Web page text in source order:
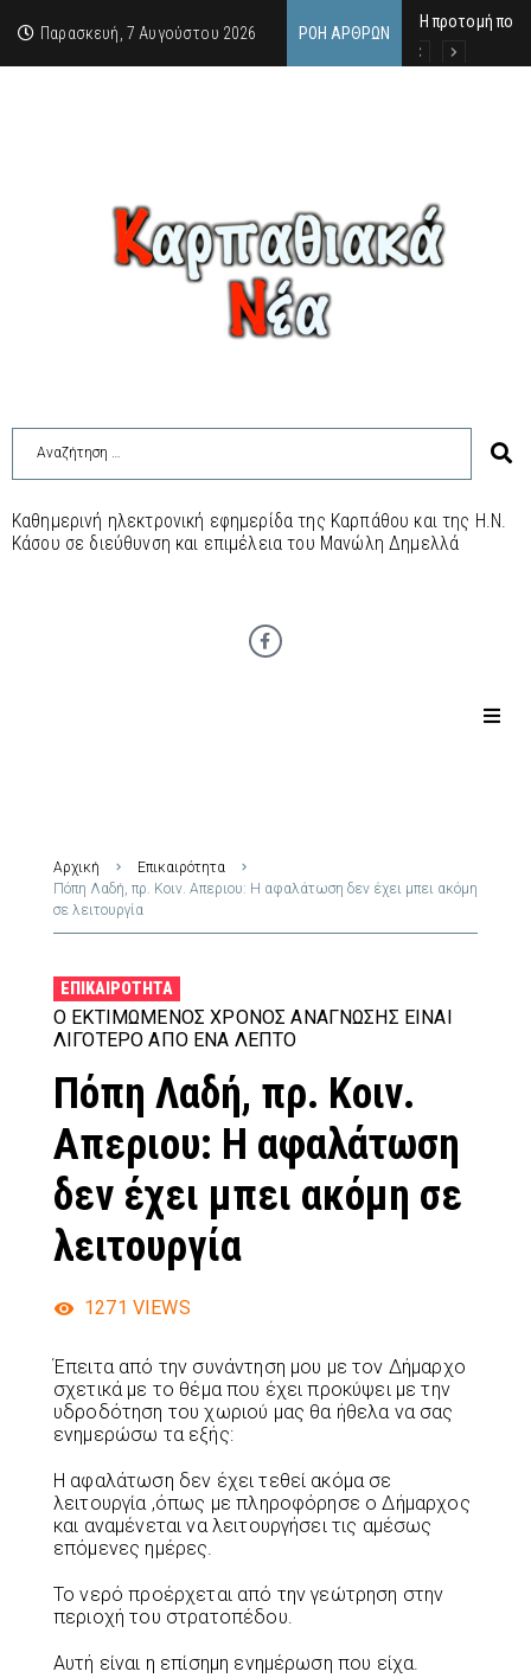
Παρασκευή, 7 Αυγούστου 2026 ΡΟΉ ΆΡΘΡΩΝ
Η προτομή που
Ο αιώνιος
Δικαστική
Καθημερινή ηλεκτρονική εφημερίδα της Καρπάθου και της Η.Ν.
Κάσου σε διεύθυνση και επιμέλεια του Μανώλη Δημελλά
Αρχική
Επικαιρότητα
Πόπη Λαδή, πρ. Κοιν. Απεριου: Η αφαλάτωση δεν έχει μπει ακόμη
σε λειτουργία
ΕΠΙΚΑΙΡΌΤΗΤΑ
Ο ΕΚΤΙΜΏΜΕΝΟΣ ΧΡΌΝΟΣ ΑΝΆΓΝΩΣΗΣ ΕΊΝΑΙ
ΛΙΓΌΤΕΡΟ ΑΠΌ ΈΝΑ ΛΕΠΤΌ
Πόπη Λαδή, πρ. Κοιν.
Απεριου: Η αφαλάτωση
δεν έχει μπει ακόμη σε
λειτουργία
1271 VIEWS
Έπειτα από την συνάντηση μου με τον Δήμαρχο
σχετικά με το θέμα που έχει προκύψει με την
υδροδότηση του χωριού μας θα ήθελα να σας
ενημερώσω τα εξής:
Η αφαλάτωση δεν έχει τεθεί ακόμα σε
λειτουργία ,όπως με πληροφόρησε ο Δήμαρχος
και αναμένεται να λειτουργήσει τις αμέσως
επόμενες ημέρες.
Το νερό προέρχεται από την γεώτρηση στην
περιοχή του στρατοπέδου.
Αυτή είναι η επίσημη ενημέρωση που είχα.